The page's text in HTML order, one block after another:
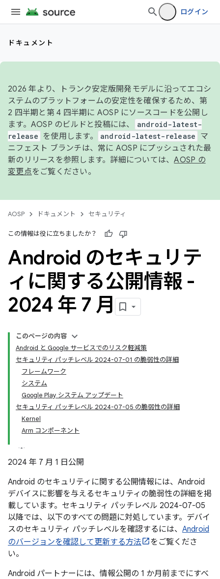
ログイン
ドキュメント
2026 年より、トランク安定版開発モデルに沿ってエコシ
ステムのプラットフォームの安定性を確保するため、第
2 四半期と第 4 四半期に AOSP にソースコードを公開し
ます。AOSP のビルドと投稿には、
android-latest-
release
を使用します。 android-latest-release
マ
ニフェスト ブランチは、常に AOSP にプッシュされた最
新のリリースを参照します。詳細については、AOSP の
変更点をご覧ください。
AOSP ドキュメント セキュリティ
この情報は役に立ちましたか？
Android のセキュリテ
ィに関する公開情報 -
2024 年 7 月
このページの内容
Android と Google サービスでのリスク軽減策
セキュリティ パッチレベル 2024-07-01 の脆弱性の詳細
フレームワーク
システム
Google Play システム アップデート
セキュリティ パッチレベル 2024-07-05 の脆弱性の詳細
Kernel
Arm コンポーネント
2024 年 7 月 1 日公開
Android のセキュリティに関する公開情報には、Android
デバイスに影響を与えるセキュリティの脆弱性の詳細を掲
載しています。セキュリティ パッチレベル 2024-07-05
以降では、以下のすべての問題に対処しています。デバイ
スのセキュリティ パッチレベルを確認するには、 Android
のバージョンを確認して更新する方法
をご覧くださ
い。
Android パートナーには、情報公開の 1 か月前までにすべ